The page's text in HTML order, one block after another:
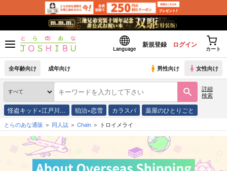
Language
新規登録 ログイン
カート
全年齢向け 成年向け 男性向け 女性向け
詳細
検索
怪盗キッド×江戸川… 狛治×恋雪 カラスバ 薬屋のひとりごと
とらのあな通販 同人誌 Chain トロイメライ